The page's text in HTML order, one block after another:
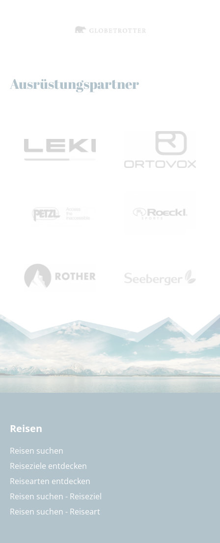
Ausrüstungspartner
Reisen
Reisen suchen
Reiseziele entdecken
Reisearten entdecken
Reisen suchen - Reiseziel
Reisen suchen - Reiseart